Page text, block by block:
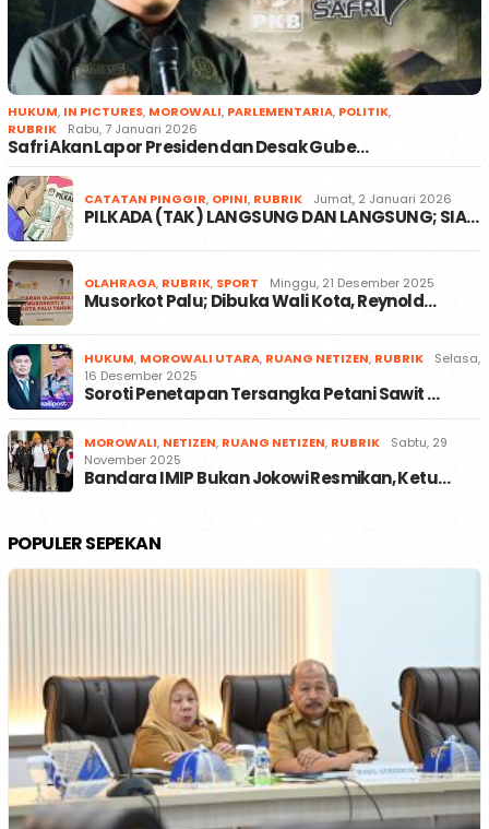
HUKUM, IN PICTURES, MOROWALI, PARLEMENTARIA, POLITIK,
RUBRIK
Rabu, 7 Januari 2026
Safri Akan Lapor Presiden dan Desak Gube…
CATATAN PINGGIR, OPINI, RUBRIK Jumat, 2 Januari 2026
PILKADA (TAK) LANGSUNG DAN LANGSUNG; SIA…
OLAHRAGA, RUBRIK, SPORT Minggu, 21 Desember 2025
Musorkot Palu; Dibuka Wali Kota, Reynold…
HUKUM, MOROWALI UTARA, RUANG NETIZEN, RUBRIK
Selasa,
16 Desember 2025
Soroti Penetapan Tersangka Petani Sawit …
MOROWALI, NETIZEN, RUANG NETIZEN, RUBRIK
Sabtu, 29
November 2025
Bandara IMIP Bukan Jokowi Resmikan, Ketu…
POPULER SEPEKAN